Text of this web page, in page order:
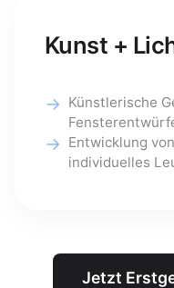
Kunst +
Künstlerische
Entwicklung
individuelles
Jetzt